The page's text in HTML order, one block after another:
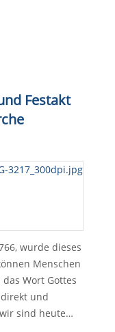
Festakt
wurde dieses
Menschen
Wort Gottes
und
sind heute…